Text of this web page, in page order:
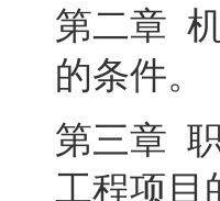
第二章
的条件。
第三章
工程项目